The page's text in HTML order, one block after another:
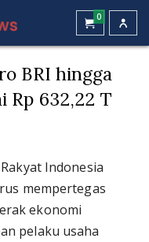
0
BRI hingga
Rp 632,22 T
Indonesia
mempertegas
ekonomi
pelaku usaha